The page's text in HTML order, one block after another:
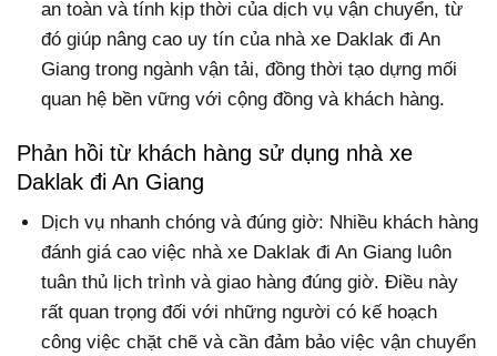
an toàn và tính kịp thời của dịch vụ vận chuyển, từ
đó giúp nâng cao uy tín của nhà xe Daklak đi An
Giang trong ngành vận tải, đồng thời tạo dựng mối
quan hệ bền vững với cộng đồng và khách hàng.
Phản hồi từ khách hàng sử dụng nhà xe
Daklak đi An Giang
Dịch vụ nhanh chóng và đúng giờ: Nhiều khách hàng
đánh giá cao việc nhà xe Daklak đi An Giang luôn
tuân thủ lịch trình và giao hàng đúng giờ. Điều này
rất quan trọng đối với những người có kế hoạch
công việc chặt chẽ và cần đảm bảo việc vận chuyển